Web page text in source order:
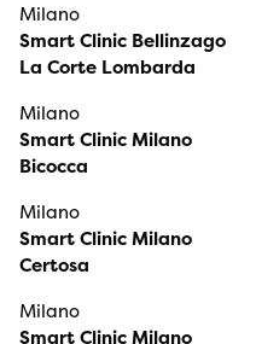
Milano
Smart Clinic Bellinzago
La Corte Lombarda
Milano
Smart Clinic Milano
Bicocca
Milano
Smart Clinic Milano
Certosa
Milano
Smart Clinic Milano